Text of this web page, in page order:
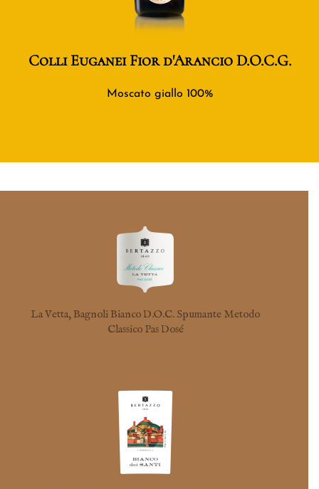
Colli Euganei Fior d'Arancio D.O.C.G.
Moscato giallo 100%
La Vetta, Bagnoli Bianco D.O.C. Spumante Metodo
Classico Pas Dosé